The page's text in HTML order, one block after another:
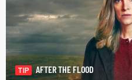
TIP
AFTER THE FLOOD